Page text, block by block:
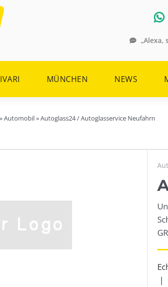
„Alexa,
MÜNCHEN NEWS
»Automobil»Autoglass24 / Autoglasservice Neufahrn
|